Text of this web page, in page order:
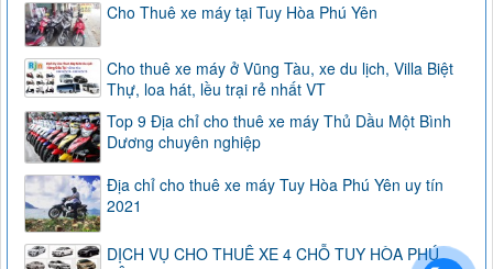
Cho Thuê xe máy tại Tuy Hòa Phú Yên
Cho thuê xe máy ở Vũng Tàu, xe du lịch, Villa Biệt
Thự, loa hát, lều trại rẻ nhất VT
Top 9 Địa chỉ cho thuê xe máy Thủ Dầu Một Bình
Dương chuyên nghiệp
Địa chỉ cho thuê xe máy Tuy Hòa Phú Yên uy tín
2021
DỊCH VỤ CHO THUÊ XE 4 CHỖ TUY HÒA PHÚ